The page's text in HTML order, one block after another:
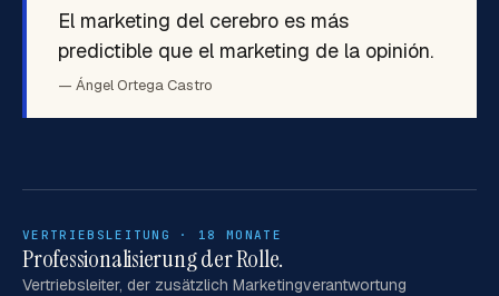
El marketing del cerebro es más
predictible que el marketing de la opinión.
— Ángel Ortega Castro
VERTRIEBSLEITUNG · 18 MONATE
Professionalisierung der Rolle.
Vertriebsleiter, der zusätzlich Marketingverantwortung